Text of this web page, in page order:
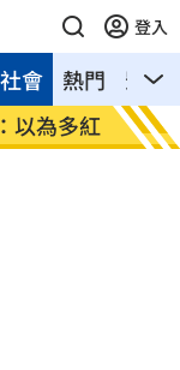
登入
熱門 影音
社會
支
淡出